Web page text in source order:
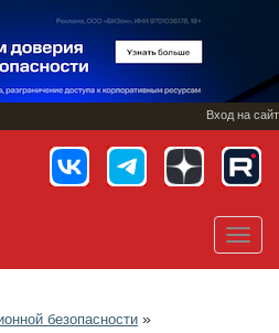
Вход на сайт
безопасности »